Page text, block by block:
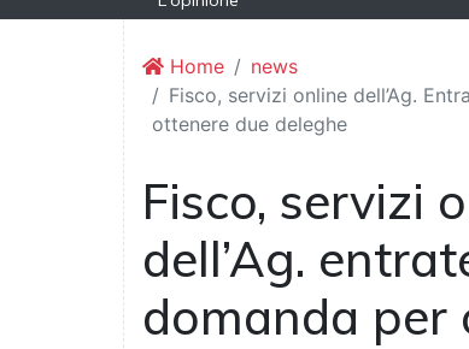
Home
news
Fisco, servizi online dell’Ag.
ottenere due deleghe
Fisco, servizi
dell’Ag.
domanda per